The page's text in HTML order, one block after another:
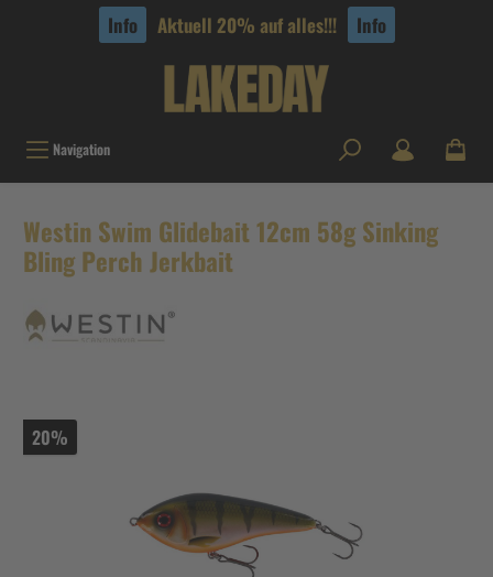
Info Aktuell 20% auf alles!!! Info
Navigation
Westin Swim Glidebait 12cm 58g Sinking
Bling Perch Jerkbait
20%